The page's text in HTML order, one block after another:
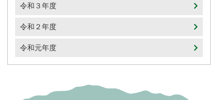
令和３年度
令和２年度
令和元年度